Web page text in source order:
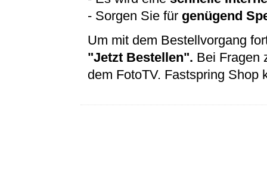
- Sorgen Sie für genügend
Um mit dem Bestellvorgang
"Jetzt Bestellen". Bei Fragen
dem FotoTV. Fastspring